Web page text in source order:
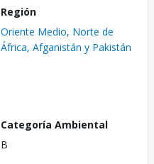
Región
Oriente Medio, Norte de
África, Afganistán y Pakistán
Categoría Ambiental
B